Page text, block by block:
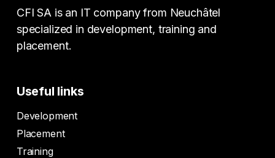
CFI SA is an IT company from Neuchâtel
specialized in development, training and
placement.
Useful links
Development
Placement
Training